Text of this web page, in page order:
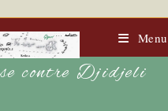
Menu
contre Djidjeli